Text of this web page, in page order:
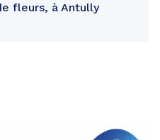
fleurs, à Antully